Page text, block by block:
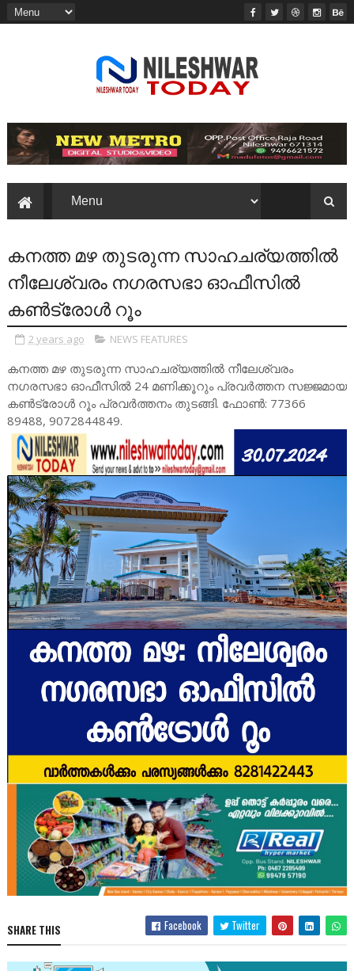
കനത്ത മഴ തുടരുന്ന സാഹചര്യത്തിൽ
നീലേശ്വരം നഗരസഭാ ഓഫീസിൽ
കൺട്രോൾ റൂം
2 years ago NEWS FEATURES
കനത്ത മഴ തുടരുന്ന സാഹചര്യത്തിൽ നീലേശ്വരം
നഗരസഭാ ഓഫീസിൽ 24 മണിക്കൂറും പ്രവർത്തന സജ്ജമായ
കൺട്രോൾ റൂം പ്രവർത്തനം തുടങ്ങി. ഫോൺ: 77366
89488, 9072844849.
SHARE THIS Facebook Twitter